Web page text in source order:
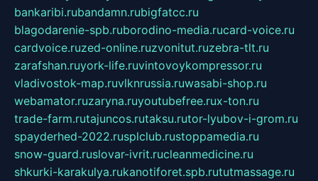
bankaribi.rubandamn.rubigfatcc.ru
blagodarenie-spb.ruborodino-media.rucard-voice.ru
cardvoice.ruzed-online.ruzvonitut.ruzebra-tlt.ru
zarafshan.ruyork-life.ruvintovoykompressor.ru
vladivostok-map.ruvlknrussia.ruwasabi-shop.ru
webamator.ruzaryna.ruyoutubefree.rux-ton.ru
trade-farm.rutajuncos.rutaksu.rutor-lyubov-i-grom.ru
spayderhed-2022.rusplclub.rustoppamedia.ru
snow-guard.ruslovar-ivrit.rucleanmedicine.ru
shkurki-karakulya.rukanotiforet.spb.rututmassage.ru